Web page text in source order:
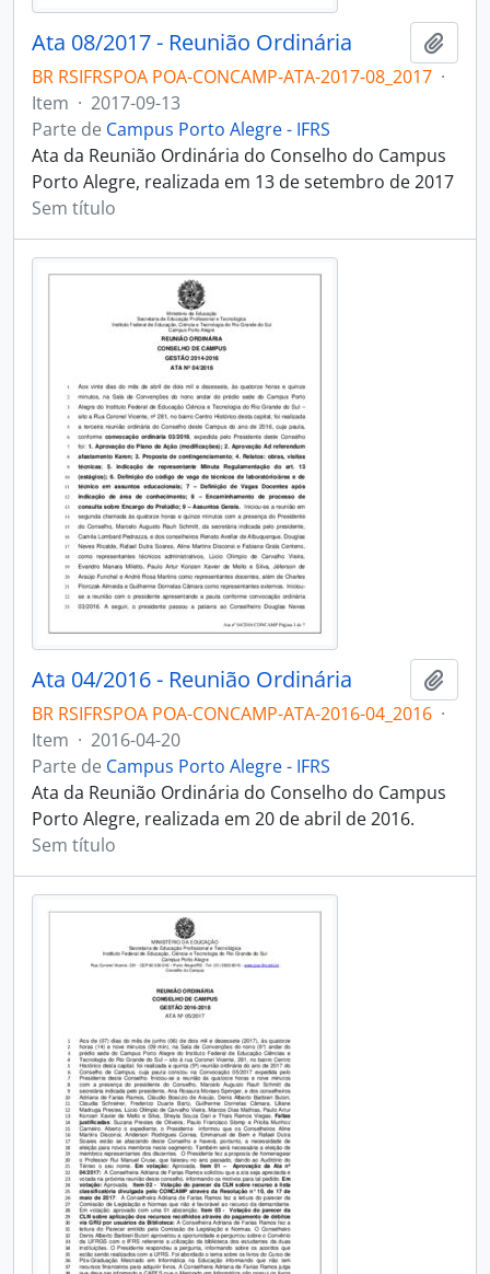
Ata 08/2017 - Reunião Ordinária
BR RSIFRSPOA POA-CONCAMP-ATA-2017-08_2017 ·
Item · 2017-09-13
Parte de Campus Porto Alegre - IFRS
Ata da Reunião Ordinária do Conselho do Campus
Porto Alegre, realizada em 13 de setembro de 2017
Sem título
Ata 04/2016 - Reunião Ordinária
BR RSIFRSPOA POA-CONCAMP-ATA-2016-04_2016 ·
Item · 2016-04-20
Parte de Campus Porto Alegre - IFRS
Ata da Reunião Ordinária do Conselho do Campus
Porto Alegre, realizada em 20 de abril de 2016.
Sem título